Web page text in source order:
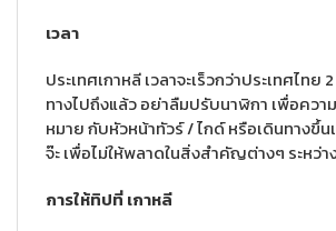
เวลา
ประเทศเกาหลี เวลาจะเร็วกว่าประเทศไทย
ทางไปถึงแล้ว อย่าลืมปรับนาฬิกา เพื่อควา
หมาย กับหัวหน้าทัวร์ / ไกด์ หรือเดินทางขึ้
จ๊ะ เพื่อไม่ให้พลาดในสิ่งสำคัญต่างๆ ระหว่า
การให้ทิปที่ เกาหลี